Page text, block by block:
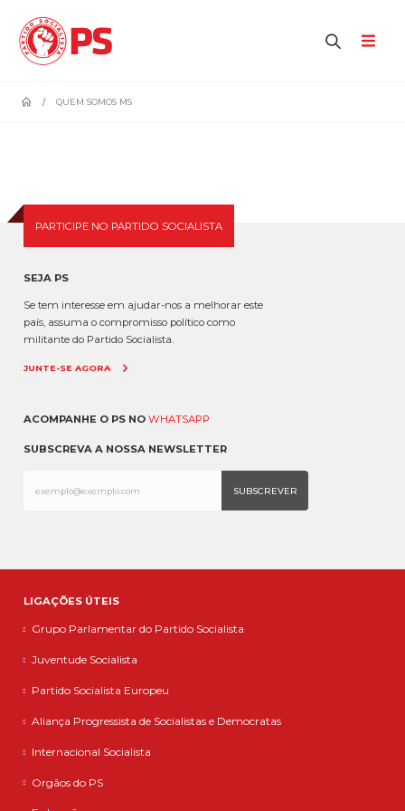
QUEM SOMOS MS
PARTICIPE NO PARTIDO SOCIALISTA
SEJA PS
Se tem interesse em ajudar-nos a melhorar este
país, assuma o compromisso político como
militante do Partido Socialista.
JUNTE-SE AGORA
ACOMPANHE O PS NO WHATSAPP
SUBSCREVA A NOSSA NEWSLETTER
LIGAÇÕES ÚTEIS
Grupo Parlamentar do Partido Socialista
Juventude Socialista
Partido Socialista Europeu
Aliança Progressista de Socialistas e Democratas
Internacional Socialista
Orgãos do PS